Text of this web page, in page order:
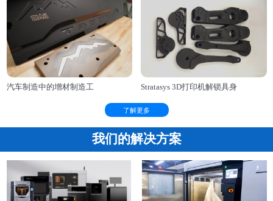
汽车制造中的增材制造工 Stratasys 3D打印机解锁具身
了解更多
我们的解决方案